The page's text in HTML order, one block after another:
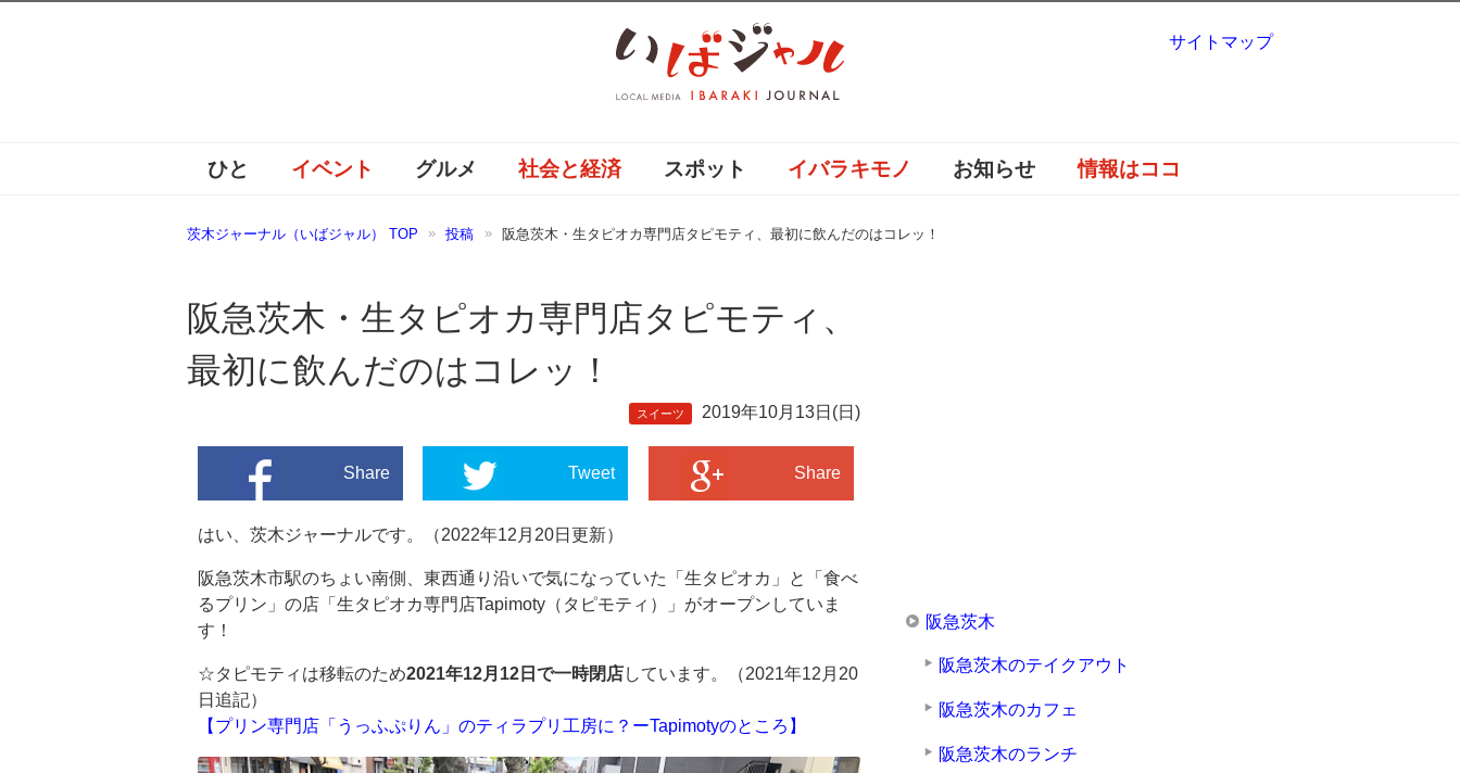
ひと イベント グルメ 社会と経済 スポット イバラキモノ お知らせ 情報はココ
茨木ジャーナル（いばジャル） TOP 投稿 阪急茨木・生タピオカ専門店タピモティ、最初に飲んだのはコレッ！
阪急茨木・生タピオカ専門店タピモティ、
最初に飲んだのはコレッ！
スイーツ 2019年10月13日(日)
Share Tweet Share
はい、茨木ジャーナルです。（2022年12月20日更新）
阪急茨木市駅のちょい南側、東西通り沿いで気になっていた「生タピオカ」と「食べ
るプリン」の店「生タピオカ専門店Tapimoty（タピモティ）」がオープンしていま
す！
☆タピモティは移転のため2021年12月12日で一時閉店しています。（2021年12月20
日追記）
【プリン専門店「うっふぷりん」のティラプリ工房に？ーTapimotyのところ】
阪急茨木
阪急茨木のテイクアウト
阪急茨木のカフェ
阪急茨木のランチ
サイトマップ